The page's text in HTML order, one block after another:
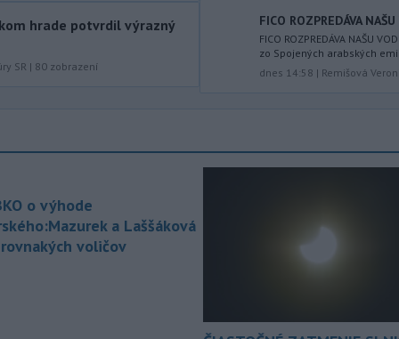
nominuje na postprezidenta
republiky 73-ročného bývalého
predsedu Najvyššieho súdu Andrása
Baku. Frakcia to v sobotu oznámila na
13:40 - Spojené arabské emiráty v
sobotu obvinili Irán z útoku na
(ADNOC), ktorý práve prechádzal
pomáhali v sobotu dopoludnia 39-
hrade potvrdil výrazný
SR | 80 zobrazení
FICO ROZPREDÁVA
FICO ROZPREDÁVA NAŠU
zo Spojených arabských
dnes 14:58 | Remišová
o výhode
a Laššáková
voličov